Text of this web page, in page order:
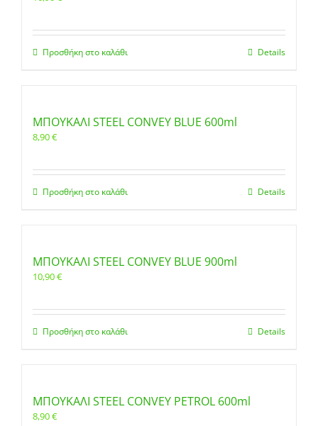
Προσθήκη στο καλάθι Details
ΜΠΟΥΚΑΛΙ STEEL CONVEY BLUE 600ml
8,90€
Προσθήκη στο καλάθι Details
ΜΠΟΥΚΑΛΙ STEEL CONVEY BLUE 900ml
10,90€
Προσθήκη στο καλάθι Details
ΜΠΟΥΚΑΛΙ STEEL CONVEY PETROL 600ml
8,90€